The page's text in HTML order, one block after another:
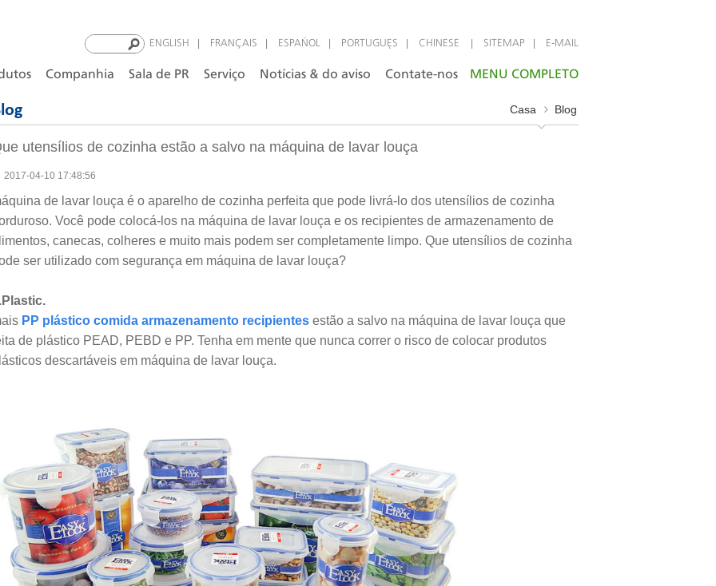
ENGLISH FRANÇAIS ESPAÑOL PORTUGUÊS CHINESE SITEMAP E-MAIL
MENU COMPLETO
Companhia Sala de PR Serviço Notícias & do aviso Contate-nos
Casa Blog
utensílios de cozinha estão a salvo na máquina de lavar louça
2017-04-10 17:48:56
de lavar louça é o aparelho de cozinha perfeita que pode livrá-lo dos utensílios de cozinha
Você pode colocá-los na máquina de lavar louça e os recipientes de armazenamento de
canecas, colheres e muito mais podem ser completamente limpo. Que utensílios de cozinha
ser utilizado com segurança em máquina de lavar louça?
PP plástico comida armazenamento recipientes estão a salvo na máquina de lavar louça que
de plástico PEAD, PEBD e PP. Tenha em mente que nunca correr o risco de colocar produtos
descartáveis em máquina de lavar louça.